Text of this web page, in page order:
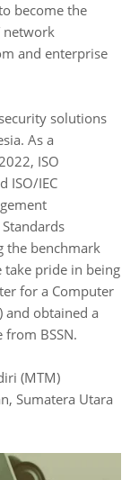
become the
network
and enterprise
solutions
As a
ISO
ISO/IEC
the benchmark
pride in being
for a Computer
and obtained a
from BSSN.
(MTM)
Sumatera Utara